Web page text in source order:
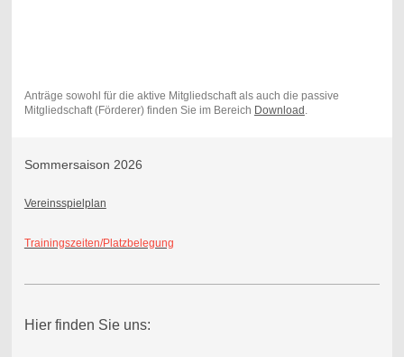
Anträge sowohl für die aktive Mitgliedschaft als auch die passive
Mitgliedschaft (Förderer) finden Sie im Bereich Download .
Sommersaison 2026
Vereinsspielplan
Trainingszeiten/Platzbelegung
Hier finden Sie uns: